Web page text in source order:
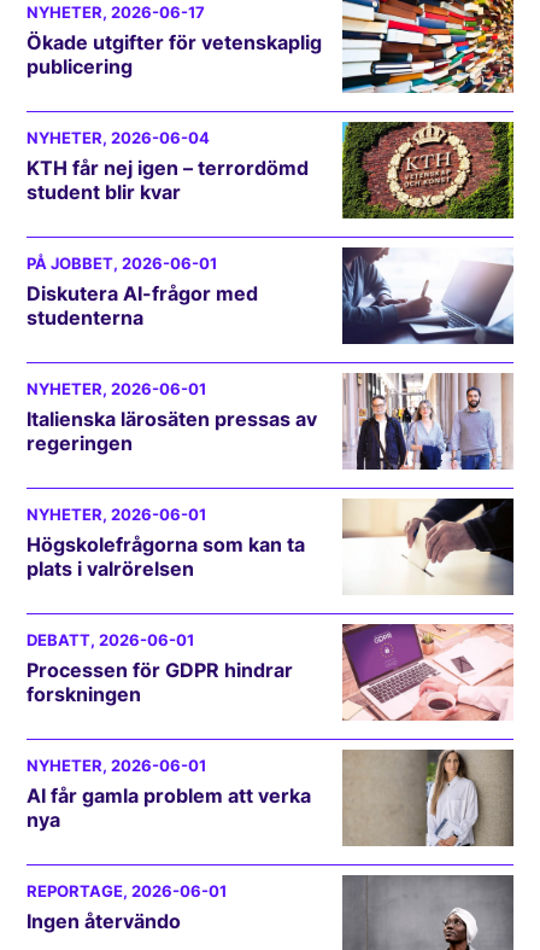
NYHETER, 2026-06-17
Ökade utgifter för vetenskaplig
publicering
NYHETER, 2026-06-04
KTH får nej igen – terrordömd
student blir kvar
PÅ JOBBET, 2026-06-01
Diskutera AI-frågor med
studenterna
NYHETER, 2026-06-01
Italienska lärosäten pressas av
regeringen
NYHETER, 2026-06-01
Högskolefrågorna som kan ta
plats i valrörelsen
DEBATT, 2026-06-01
Processen för GDPR hindrar
forskningen
NYHETER, 2026-06-01
AI får gamla problem att verka
nya
REPORTAGE, 2026-06-01
Ingen återvändo